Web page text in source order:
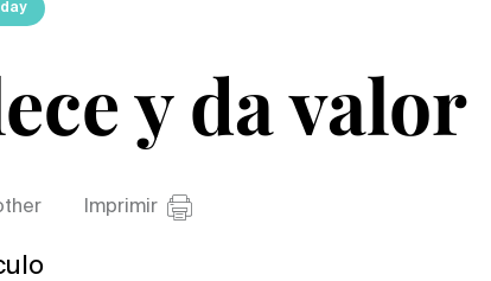
y da valor
Imprimir